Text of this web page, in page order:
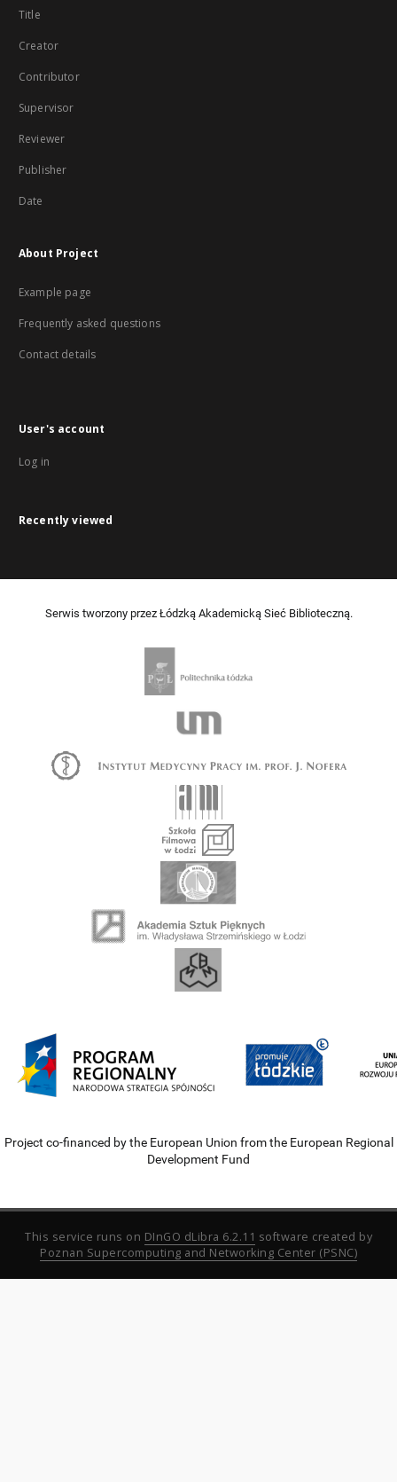
Title
Creator
Contributor
Supervisor
Reviewer
Publisher
Date
About Project
Example page
Frequently asked questions
Contact details
User's account
Log in
Recently viewed
Serwis tworzony przez Łódzką Akademicką Sieć Biblioteczną.
Project co-financed by the European Union from the European Regional
Development Fund
This service runs on DInGO dLibra 6.2.11 software created by
Poznan Supercomputing and Networking Center (PSNC)